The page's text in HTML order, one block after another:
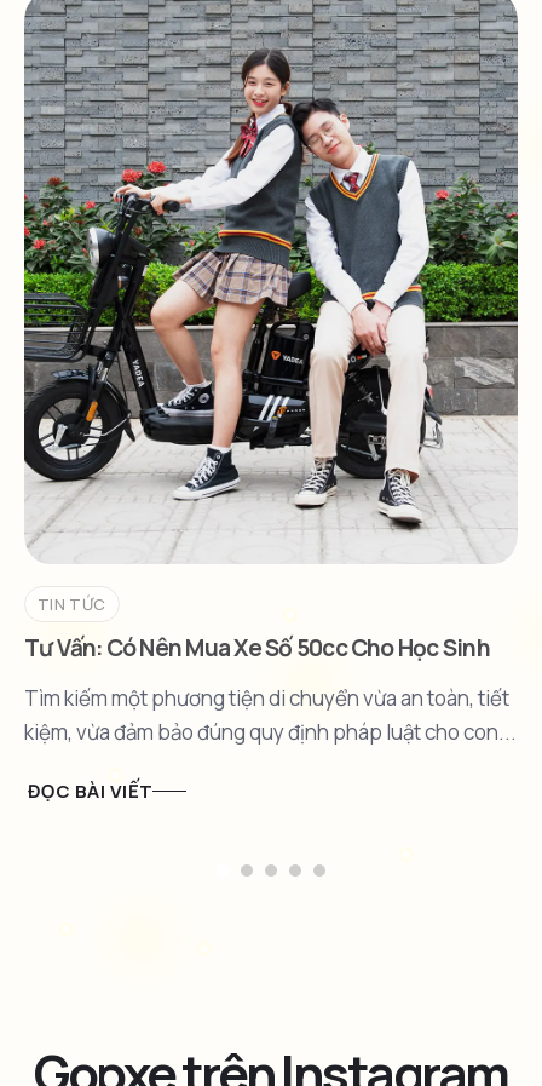
TIN TỨC
Tư Vấn: Có Nên Mua Xe Số 50cc Cho Học Sinh
Tìm kiếm một phương tiện di chuyển vừa an toàn, tiết
kiệm, vừa đảm bảo đúng quy định pháp luật cho con...
ĐỌC BÀI VIẾT